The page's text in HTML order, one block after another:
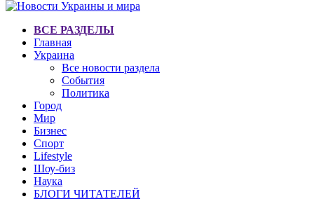
ВСЕ РАЗДЕЛЫ
Главная
Украина
Все новости раздела
События
Политика
Город
Мир
Бизнес
Спорт
Lifestyle
Шоу-биз
Наука
БЛОГИ ЧИТАТЕЛЕЙ